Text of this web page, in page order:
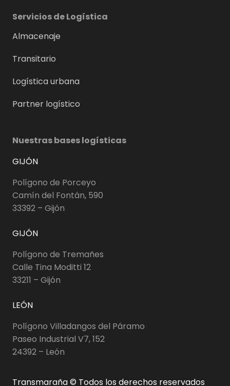
Servicios de Logística
Almacenaje
Transitario
Logística urbana
Partner logístico
Nuestras bases logísticas
GIJÓN
Polígono de Porceyo
Camín del Fontán, 590
33392 – Gijón
GIJÓN
Polígono de Tremañes
Calle Tina Moditti 12
33211 – Gijón
LEÓN
Polígono Villadangos del Páramo
Paseo Industrial V7, 152
24392 – León
Transmaraña © Todos los derechos reservados